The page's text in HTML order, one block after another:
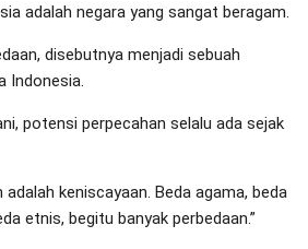
adalah negara yang sangat beragam.
disebutnya menjadi sebuah
Indonesia.
potensi perpecahan selalu ada sejak
adalah keniscayaan. Beda agama, beda
etnis, begitu banyak perbedaan.”